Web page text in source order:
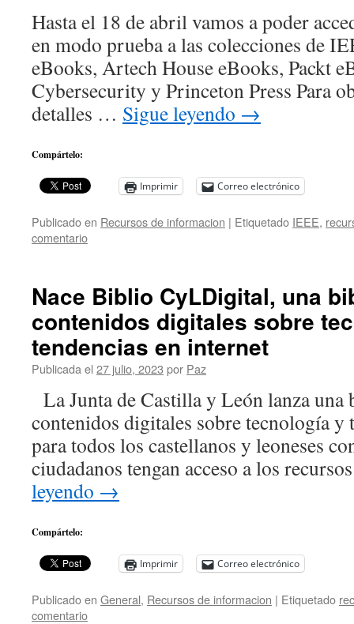
Hasta el 18 de abril vamos a poder
en modo prueba a las colecciones de
eBooks, Artech House eBooks, Packt
Cybersecurity y Princeton Press Para
detalles … Sigue leyendo →
Compártelo:
Imprimir Correo electrónico
Publicado en Recursos de informacion | Etiquetado IEEE,
comentario
Nace Biblio CyLDigital, una
contenidos digitales sobre
tendencias en internet
Publicada el 27 julio, 2023 por Paz
La Junta de Castilla y León lanza
contenidos digitales sobre tecnología y
para todos los castellanos y leoneses
ciudadanos tengan acceso a los
leyendo →
Compártelo:
Imprimir Correo electrónico
Publicado en General, Recursos de informacion | Etiquetado
comentario